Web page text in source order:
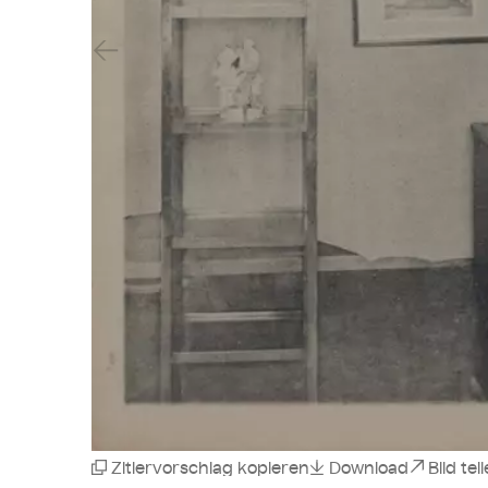
Zitiervorschlag kopieren Download Bild
Vorheriger Slide